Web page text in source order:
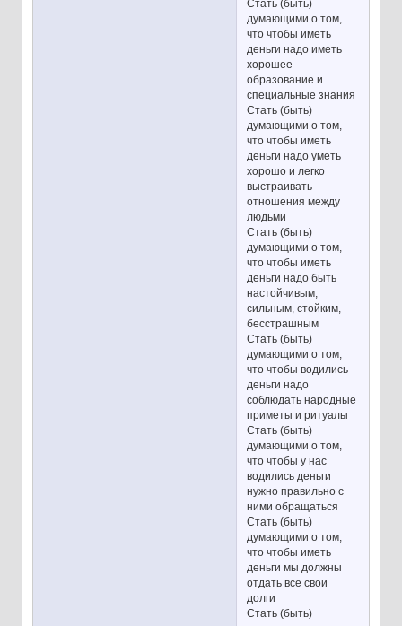
Стать (быть)
думающими о том,
что чтобы иметь
деньги надо иметь
хорошее
образование и
специальные знания
Стать (быть)
думающими о том,
что чтобы иметь
деньги надо уметь
хорошо и легко
выстраивать
отношения между
людьми
Стать (быть)
думающими о том,
что чтобы иметь
деньги надо быть
настойчивым,
сильным, стойким,
бесстрашным
Стать (быть)
думающими о том,
что чтобы водились
деньги надо
соблюдать народные
приметы и ритуалы
Стать (быть)
думающими о том,
что чтобы у нас
водились деньги
нужно правильно с
ними обращаться
Стать (быть)
думающими о том,
что чтобы иметь
деньги мы должны
отдать все свои
долги
Стать (быть)